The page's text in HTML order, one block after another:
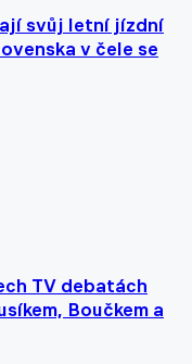
svůj letní jízdní
v čele se
TV debatách
Boučkem a